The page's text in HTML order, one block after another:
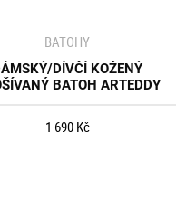
BATOHY
DÍVČÍ KOŽENÝ
BATOH ARTEDDY
1 690 Kč